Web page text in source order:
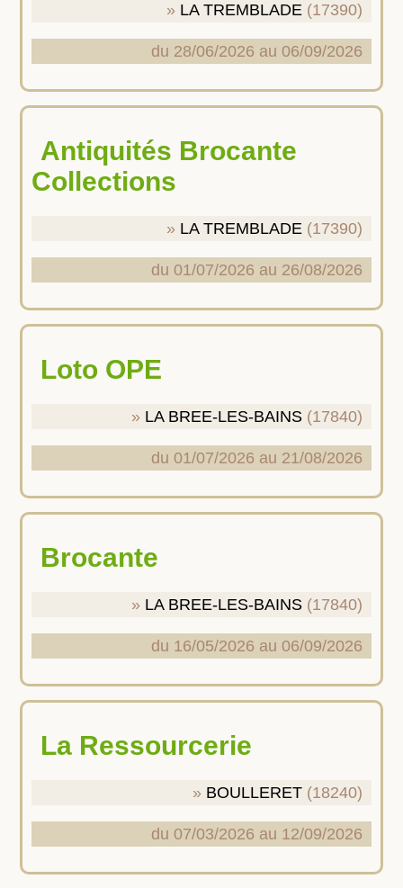
LA TREMBLADE (17390)
du 28/06/2026 au 06/09/2026
Antiquités Brocante
Collections
LA TREMBLADE (17390)
du 01/07/2026 au 26/08/2026
Loto OPE
LA BREE-LES-BAINS (17840)
du 01/07/2026 au 21/08/2026
Brocante
LA BREE-LES-BAINS (17840)
du 16/05/2026 au 06/09/2026
La Ressourcerie
BOULLERET (18240)
du 07/03/2026 au 12/09/2026